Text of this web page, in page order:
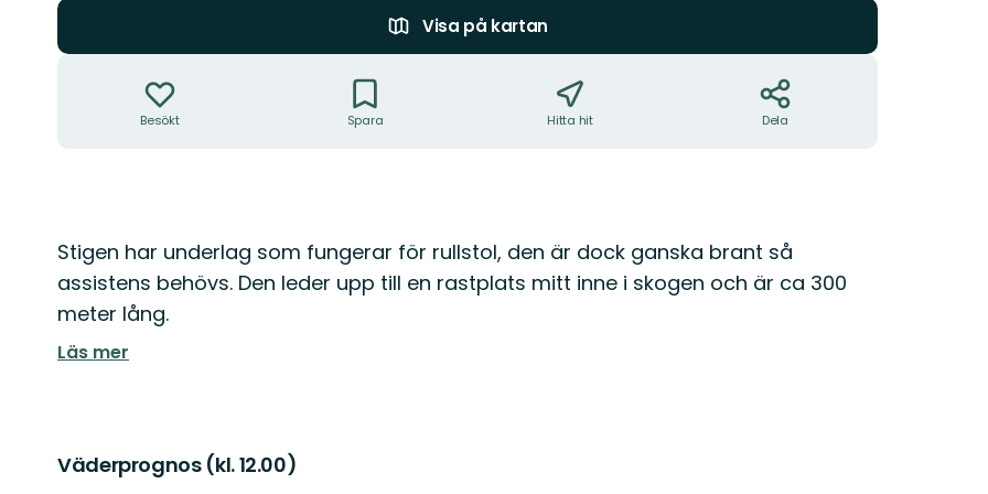
Visa på kartan
Besökt Spara Hitta hit Dela
Beskrivning
Stigen har underlag som fungerar för rullstol, den är dock ganska brant så
assistens behövs. Den leder upp till en rastplats mitt inne i skogen och är ca 300
meter lång.
Läs mer
Väderprognos (kl. 12.00)